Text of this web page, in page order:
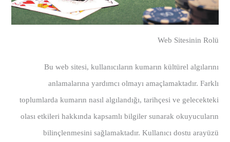
Web Sitesinin Rolü
Bu web sitesi, kullanıcıların kumarın kültürel algılarını
anlamalarına yardımcı olmayı amaçlamaktadır. Farklı
toplumlarda kumarın nasıl algılandığı, tarihçesi ve gelecekteki
olası etkileri hakkında kapsamlı bilgiler sunarak okuyucuların
bilinçlenmesini sağlamaktadır. Kullanıcı dostu arayüzü